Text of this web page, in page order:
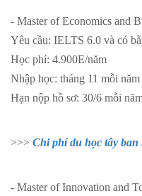
- Master of Economics and
Yêu cầu: IELTS 6.0 và có
Học phí: 4.900E/năm
Nhập học: tháng 11 mỗi năm
Hạn nộp hồ sơ: 30/6 mỗi
>>> Chi phí du học tây
- Master of Innovation and